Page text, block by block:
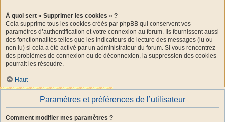
À quoi sert « Supprimer les cookies » ?
Cela supprime tous les cookies créés par phpBB qui conservent vos
paramètres d’authentification et votre connexion au forum. Ils fournissent aussi
des fonctionnalités telles que les indicateurs de lecture des messages (lu ou
non lu) si cela a été activé par un administrateur du forum. Si vous rencontrez
des problèmes de connexion ou de déconnexion, la suppression des cookies
pourrait les résoudre.
Haut
Paramètres et préférences de l’utilisateur
Comment modifier mes paramètres ?